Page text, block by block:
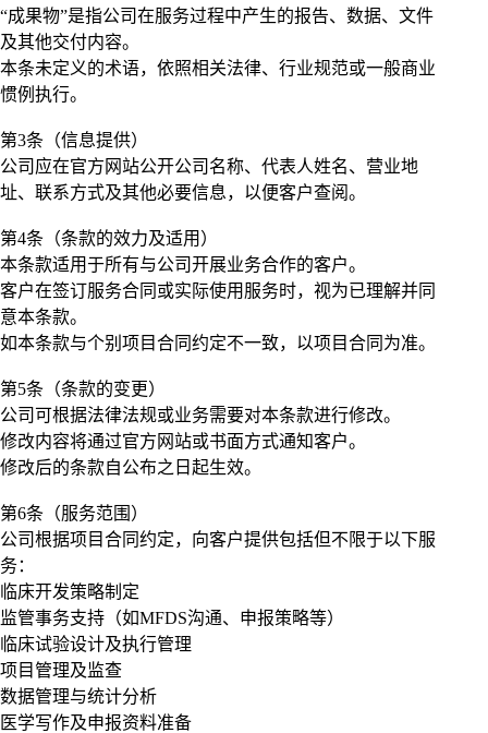
“成果物”是指公司在服务过程中产生的报告、数据、文件
及其他交付内容。
本条未定义的术语，依照相关法律、行业规范或一般商业
惯例执行。
第3条（信息提供）
公司应在官方网站公开公司名称、代表人姓名、营业地
址、联系方式及其他必要信息，以便客户查阅。
第4条（条款的效力及适用）
本条款适用于所有与公司开展业务合作的客户。
客户在签订服务合同或实际使用服务时，视为已理解并同
意本条款。
如本条款与个别项目合同约定不一致，以项目合同为准。
第5条（条款的变更）
公司可根据法律法规或业务需要对本条款进行修改。
修改内容将通过官方网站或书面方式通知客户。
修改后的条款自公布之日起生效。
第6条（服务范围）
公司根据项目合同约定，向客户提供包括但不限于以下服
务：
临床开发策略制定
监管事务支持（如MFDS沟通、申报策略等）
临床试验设计及执行管理
项目管理及监查
数据管理与统计分析
医学写作及申报资料准备